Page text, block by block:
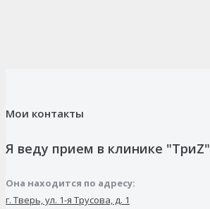
Мои контакты
Я веду прием в клинике "ТриZ"
Она находится по адресу:
г. Тверь, ул. 1-я Трусова, д. 1